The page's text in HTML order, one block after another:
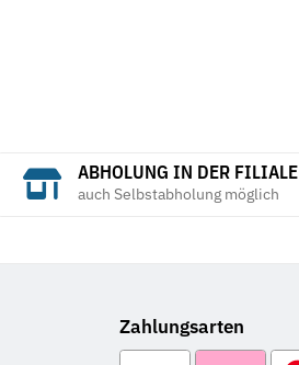
ABHOLUNG IN DER FILIALE
auch Selbstabholung möglich
Zahlungsarten